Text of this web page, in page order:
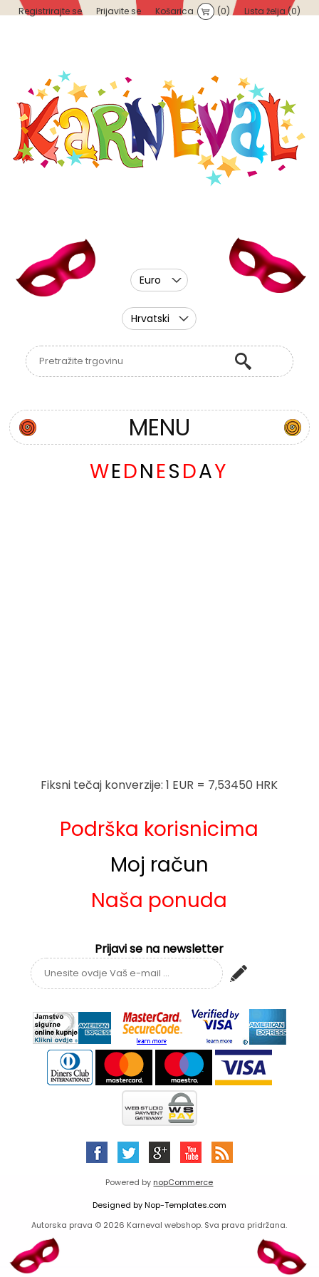
Registrirajte se Prijavite se Košarica (0) Lista želja (0)
Euro
Hrvatski
MENU
WEDNESDAY
Fiksni tečaj konverzije: 1 EUR = 7,53450 HRK
Podrška korisnicima
Moj račun
Naša ponuda
Prijavi se na newsletter
Powered by nopCommerce
Designed byNop-Templates.com
Autorska prava © 2026 Karneval webshop. Sva prava pridržana.